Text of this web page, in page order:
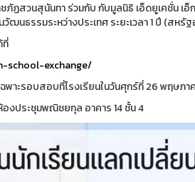
ภัฏสวนสุนันทา ร่วมกับ กับมูลนิธิ เอ็ดยูเคชั่น เ
นธรรมระหว่างประเทศ ระยะเวลา 1 ปี (สหรั
ที่
school-exchange/
พาะรอบสอบที่โรงเรียนในวันศุกร์ที่ 26 พฤษภ
องประชุมพณิชยกุล อาคาร 14 ชั้น 4